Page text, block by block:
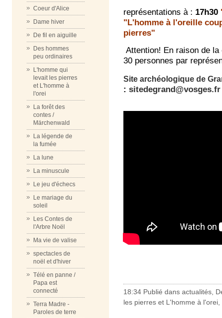
Coeur d'Alice
Dame hiver
De fil en aiguille
Des hommes
peu ordinaires
L'homme qui
levait les pierres
et L'homme à
l'orei
La forêt des
contes /
Märchenwald
La légende de
la fumée
La lune
La minuscule
Le jeu d'échecs
Le mariage du
soleil
Les Contes de
l'Arbre Noël
Ma vie de valise
spectacles de
noël et d'hiver
Télé en panne /
Papa est
connecté
Terra Madre -
Paroles de terre
représentations à : 17h30
"L'homme à l'oreille
pierres"
Attention! En raison de
30 personnes par
Site archéologique de
: sitedegrand@vosges.fr
18:34 Publié dans actualités,
les pierres et L'homme à l'orei,